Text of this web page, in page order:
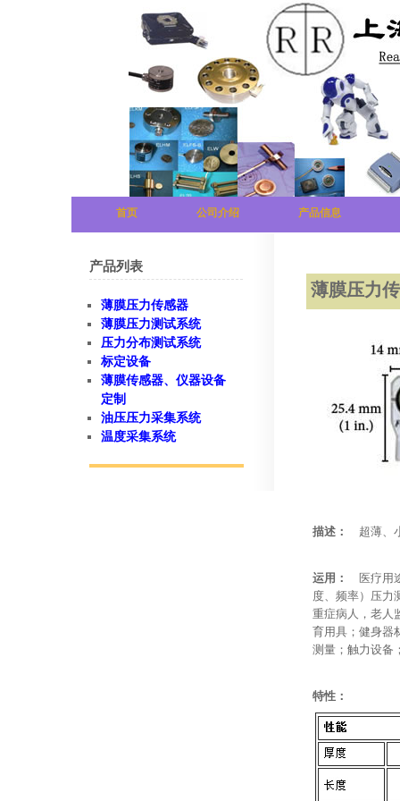
首页 公司介绍 产品信息
薄膜压力
描述： 超薄、
运用：
医疗用
度、频率）压力
重症病人，老人
育用具；健身器
测量；触力设备
特性：
产品列表
薄膜压力传感器
薄膜压力测试系统
压力分布测试系统
标定设备
薄膜传感器、仪器设备
定制
油压压力采集系统
温度采集系统